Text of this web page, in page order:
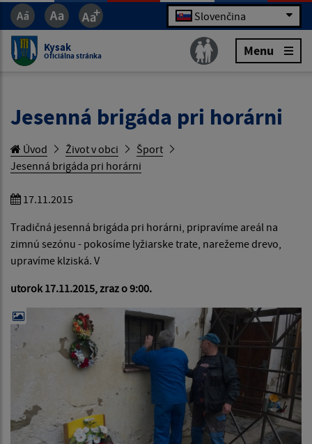
Slovenčina
Kysak
Oficiálna stránka Menu
Jesenná brigáda pri horárni
Úvod Život v obci
Šport
Jesenná brigáda pri horárni
17.11.2015
Tradičná jesenná brigáda pri horárni, pripravíme areál na
zimnú sezónu - pokosíme lyžiarske trate, narežeme drevo,
upravíme klziská. V
utorok 17.11.2015, zraz o 9:00.